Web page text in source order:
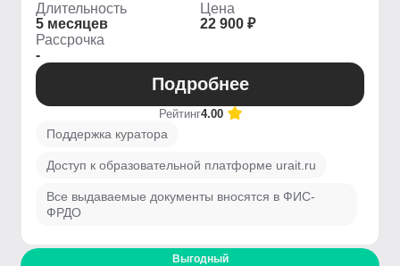
Длительность
5 месяцев
Цена
22 900 ₽
Рассрочка
-
Подробнее
Рейтинг4.00
Поддержка куратора
Доступ к образовательной платформе urait.ru
Все выдаваемые документы вносятся в ФИС-
ФРДО
Выгодный